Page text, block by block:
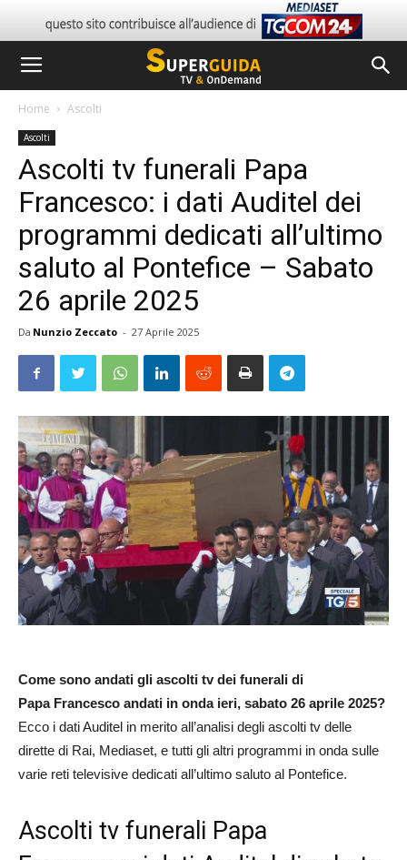
Home Ascolti
Ascolti
Ascolti tv funerali Papa
Francesco: i dati Auditel dei
programmi dedicati all’ultimo
saluto al Pontefice – Sabato
26 aprile 2025
Da Nunzio Zeccato - 27 Aprile 2025
Come sono andati gli ascolti tv dei funerali di
Papa Francesco andati in onda ieri, sabato 26 aprile 2025?
Ecco i dati Auditel in merito all’analisi degli ascolti tv delle
dirette di Rai, Mediaset, e tutti gli altri programmi in onda sulle
varie reti televisive dedicati all’ultimo saluto al Pontefice.
Ascolti tv funerali Papa